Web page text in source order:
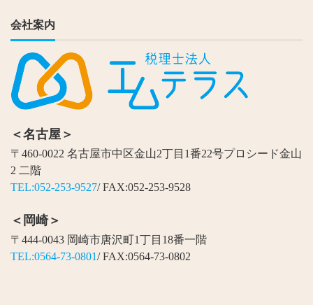
会社案内
＜名古屋＞
〒460-0022 名古屋市中区金山2丁目1番22号プロシード金山
2 二階
TEL:052-253-9527/ FAX:052-253-9528
＜岡崎＞
〒444-0043 岡崎市唐沢町1丁目18番一階
TEL:0564-73-0801/ FAX:0564-73-0802